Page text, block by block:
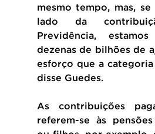
mesmo tempo, mas,
lado da
Previdência,
dezenas de bilhões de
esforço que a categoria
disse Guedes.
As contribuições
referem-se às